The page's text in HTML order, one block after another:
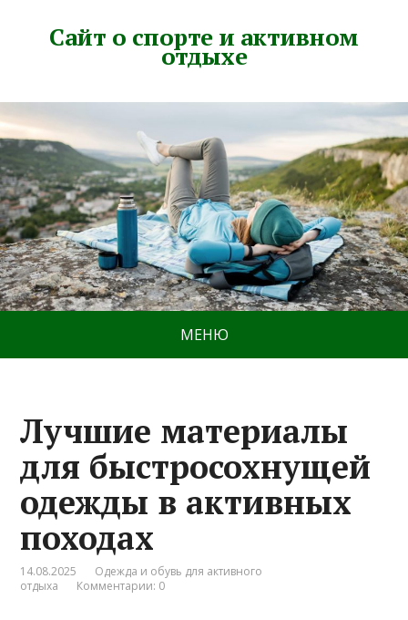
Сайт о спорте и активном
отдыхе
МЕНЮ
Лучшие материалы
для быстросохнущей
одежды в активных
походах
14.08.2025
Одежда и обувь для активного
отдыха
Комментарии: 0